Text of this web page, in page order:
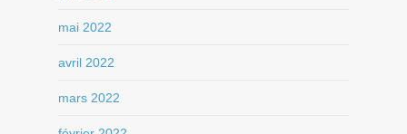
mai 2022
avril 2022
mars 2022